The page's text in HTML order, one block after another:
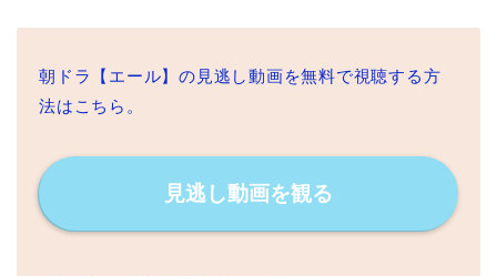
朝ドラ【エール】の見逃し動画を無料で視聴する方
法はこちら。
見逃し動画を観る